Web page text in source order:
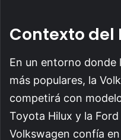
Contexto del
En un entorno donde
más populares, la
competirá con
Toyota Hilux y la
Volkswagen confía